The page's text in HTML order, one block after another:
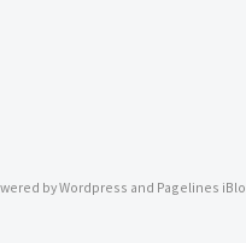
by Wordpress and Pagelines